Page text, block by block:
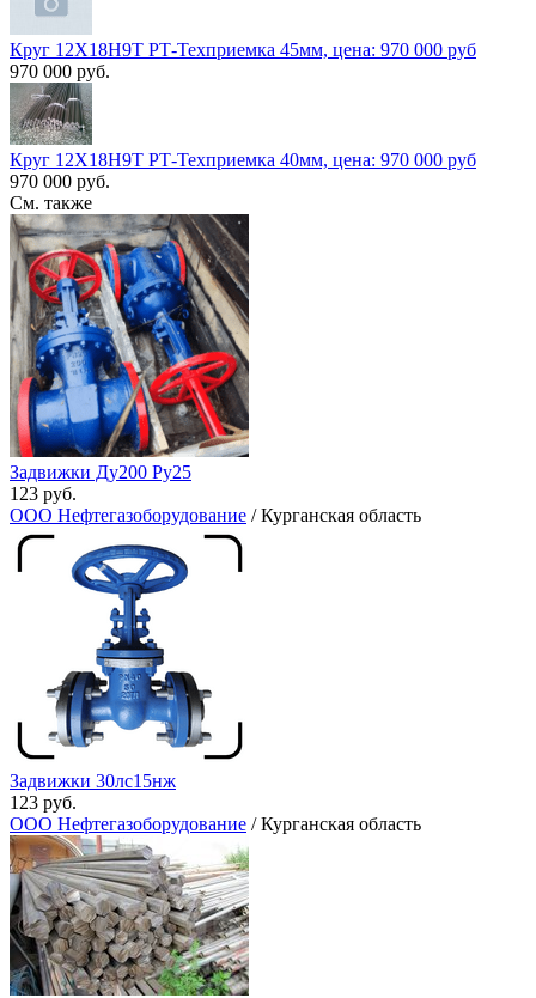
Круг 12Х18Н9Т РТ-Техприемка 45мм, цена: 970 000 руб
970 000 руб.
Круг 12Х18Н9Т РТ-Техприемка 40мм, цена: 970 000 руб
970 000 руб.
См. также
Задвижки Ду200 Ру25
123 руб.
ООО Нефтегазоборудование / Курганская область
Задвижки 30лс15нж
123 руб.
ООО Нефтегазоборудование / Курганская область